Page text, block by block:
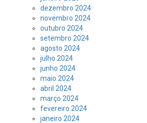
dezembro 2024
novembro 2024
outubro 2024
setembro 2024
agosto 2024
julho 2024
junho 2024
maio 2024
abril 2024
março 2024
fevereiro 2024
janeiro 2024